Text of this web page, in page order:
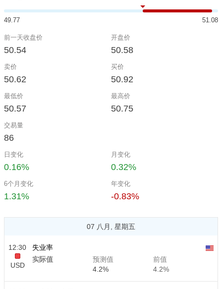
49.77 51.08
前一天收盘价
50.54
开盘价
50.58
卖价
50.62
买价
50.92
最低价
50.57
最高价
50.75
交易量
86
日变化
0.16%
月变化
0.32%
6个月变化
1.31%
年变化
-0.83%
07 八月, 星期五
12:30
USD
失业率
实际值
预测值
4.2%
前值
4.2%